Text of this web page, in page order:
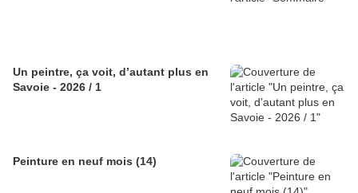
Un peintre, ça voit, d’autant plus en
Savoie - 2026 / 1
Peinture en neuf mois (14)